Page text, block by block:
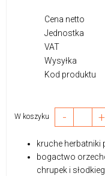
Cena netto
Jednostka
VAT
Wysyłka
Kod produktu
W koszyku - +
kruche herbatniki
bogactwo
chrupek i